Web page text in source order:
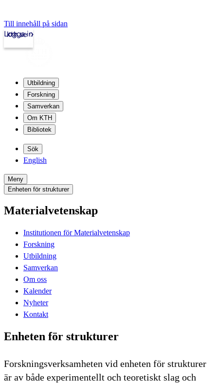
Till innehåll på sidan
kth.se
Logga in
Utbildning
Forskning
Samverkan
Om KTH
Bibliotek
Sök
English
Meny
Enheten för strukturer
Materialvetenskap
Institutionen för Materialvetenskap
Forskning
Utbildning
Samverkan
Om oss
Kalender
Nyheter
Kontakt
Enheten för strukturer
Forskningsverksamheten vid enheten för strukturer
är av både experimentellt och teoretiskt slag och